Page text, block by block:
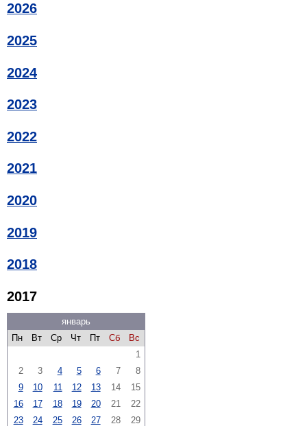
2026
2025
2024
2023
2022
2021
2020
2019
2018
2017
январь
Пн
Вт Ср Чт Пт Сб
Вс
1
2
3 4 5 6 7
8
9
10 11 12 13 14
15
16
17 18 19 20 21
22
23
24 25 26 27 28
29